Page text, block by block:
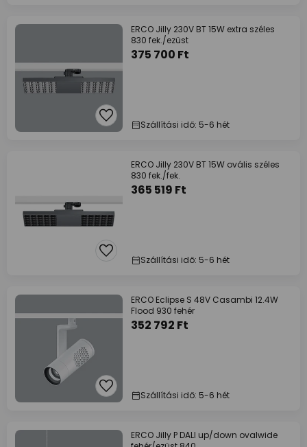
ERCO Jilly 230V BT 15W extra széles
830 fek./ezüst
375 700 Ft
Szállítási idő: 5-6 hét
ERCO Jilly 230V BT 15W ovális széles
830 fek./fek.
365 519 Ft
Szállítási idő: 5-6 hét
ERCO Eclipse S 48V Casambi 12.4W
Flood 930 fehér
352 792 Ft
Szállítási idő: 5-6 hét
ERCO Jilly P DALI up/down ovalwide